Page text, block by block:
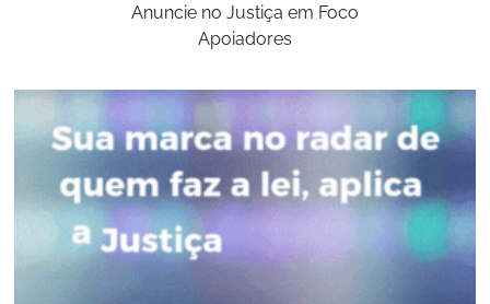
Anuncie no Justiça em Foco
Apoiadores